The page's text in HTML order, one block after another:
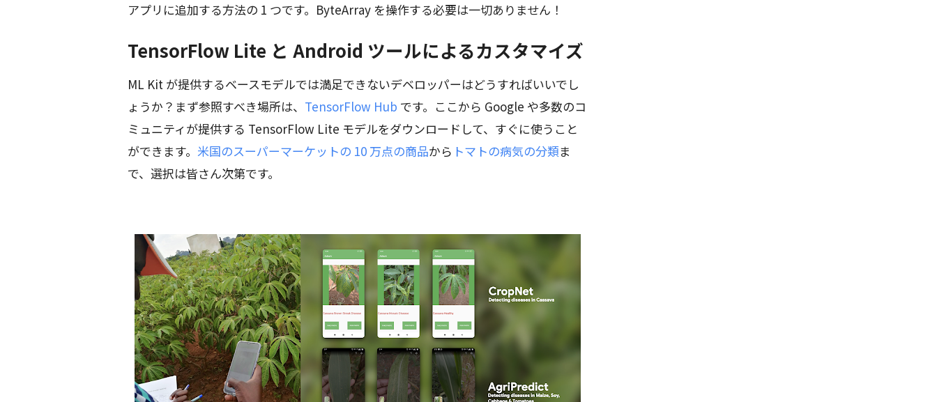
アプリに追加する方法の 1 つです。ByteArray を操作する必要は一切ありません！
TensorFlow Lite と Android ツールによるカスタマイズ
ML Kit が提供するベースモデルでは満足できないデベロッパーはどうすればいいでし
ょうか？まず参照すべき場所は、 TensorFlow Hub です。ここから Google や多数のコ
ミュニティが提供する TensorFlow Lite モデルをダウンロードして、すぐに使うこと
ができます。 米国のスーパーマーケットの 10 万点の商品から トマトの病気の分類ま
で、選択は皆さん次第です。